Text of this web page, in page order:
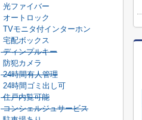
光ファイバー
オートロック
TVモニタ付インターホン
宅配ボックス
ディンプルキー
防犯カメラ
24時間有人管理
24時間ゴミ出し可
住戸内覧可能
コンシェルジュサービス